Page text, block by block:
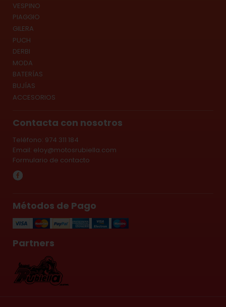
VESPINO
PIAGGIO
GILERA
PUCH
DERBI
MODA
BATERÍAS
BUJÍAS
ACCESORIOS
Contacta con nosotros
Teléfono: 974 311 184
Email: eloy@motosrubiella.com
Formulario de contacto
Métodos de Pago
Partners